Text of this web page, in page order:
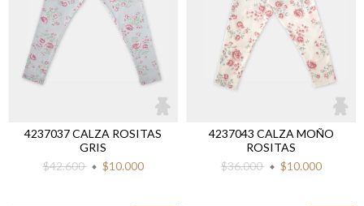
4237037 CALZA ROSITAS
GRIS
$42.600
$10.000
4237043 CALZA MOÑO
ROSITAS
$36.000
$10.000